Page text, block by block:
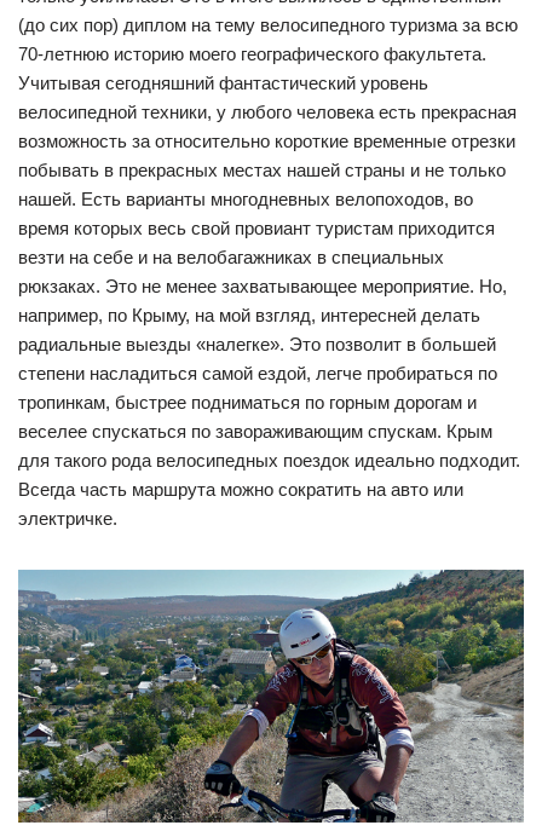
(до сих пор) диплом на тему велосипедного туризма за всю
70-летнюю историю моего географического факультета.
Учитывая сегодняшний фантастический уровень
велосипедной техники, у любого человека есть прекрасная
возможность за относительно короткие временные отрезки
побывать в прекрасных местах нашей страны и не только
нашей. Есть варианты многодневных велопоходов, во
время которых весь свой провиант туристам приходится
везти на себе и на велобагажниках в специальных
рюкзаках. Это не менее захватывающее мероприятие. Но,
например, по Крыму, на мой взгляд, интересней делать
радиальные выезды «налегке». Это позволит в большей
степени насладиться самой ездой, легче пробираться по
тропинкам, быстрее подниматься по горным дорогам и
веселее спускаться по завораживающим спускам. Крым
для такого рода велосипедных поездок идеально подходит.
Всегда часть маршрута можно сократить на авто или
электричке.